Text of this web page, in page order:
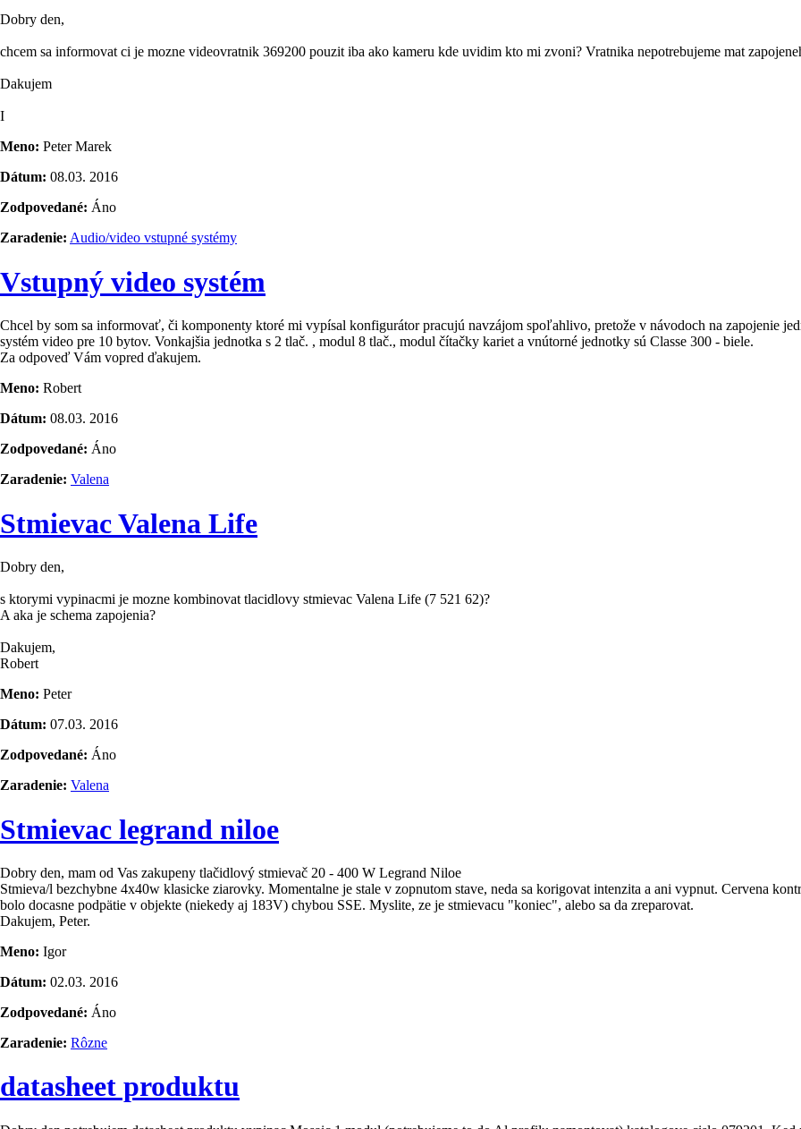
Dobry den,
chcem sa informovat ci je mozne videovratnik 369200 pouzit iba ako kameru kde uvidim kto mi zvoni? Vratnika nepotrebujeme mat
Dakujem
I
Meno: Peter Marek
Dátum: 08.03. 2016
Zodpovedané: Áno
Zaradenie: Audio/video vstupné systémy
Vstupný video systém
Chcel by som sa informovať, či komponenty ktoré mi vypísal konfigurátor pracujú navzájom spoľahlivo, pretože v návodoch na zapojenie
systém video pre 10 bytov. Vonkajšia jednotka s 2 tlač. , modul 8 tlač., modul čítačky kariet a vnútorné jednotky sú Classe 300 - biele.
Za odpoveď Vám vopred ďakujem.
Meno: Robert
Dátum: 08.03. 2016
Zodpovedané: Áno
Zaradenie: Valena
Stmievac Valena Life
Dobry den,
s ktorymi vypinacmi je mozne kombinovat tlacidlovy stmievac Valena Life (7 521 62)?
A aka je schema zapojenia?
Dakujem,
Robert
Meno: Peter
Dátum: 07.03. 2016
Zodpovedané: Áno
Zaradenie: Valena
Stmievac legrand niloe
Dobry den, mam od Vas zakupeny tlačidlový stmievač 20 ­- 400 W Legrand Niloe
Stmieva/l bezchybne 4x40w klasicke ziarovky. Momentalne je stale v zopnutom stave, neda sa korigovat intenzita a ani vypnut. Cervena
bolo docasne podpätie v objekte (niekedy aj 183V) chybou SSE. Myslite, ze je stmievacu "koniec", alebo sa da zreparovat.
Dakujem, Peter.
Meno: Igor
Dátum: 02.03. 2016
Zodpovedané: Áno
Zaradenie: Rôzne
datasheet produktu